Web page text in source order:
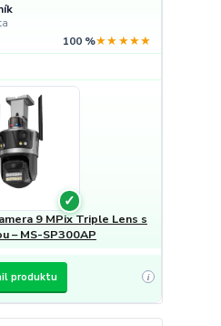
100 %★★★★★
✓
9 MPix Triple Lens s
– MS-SP300AP
produktu i